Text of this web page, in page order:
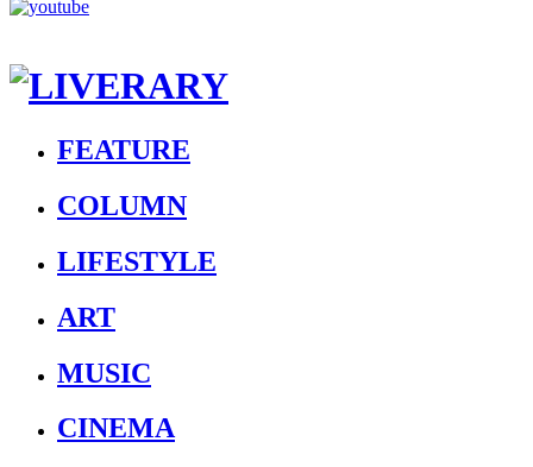
FEATURE
COLUMN
LIFESTYLE
ART
MUSIC
CINEMA